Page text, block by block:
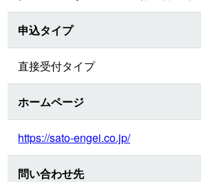
申込タイプ
直接受付タイプ
ホームページ
https://sato-engei.co.jp/
問い合わせ先